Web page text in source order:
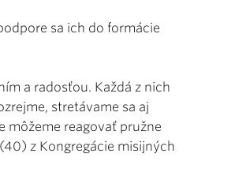
sa ich do formácie
a radosťou. Každá z nich
stretávame sa aj
môžeme reagovať pružne
z Kongregácie misijných